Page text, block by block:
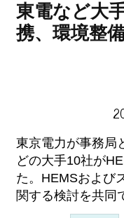
東電など大
携、環境整
東京電力が事務局
どの大手10社が
た。HEMSおよび
関する検討を共同